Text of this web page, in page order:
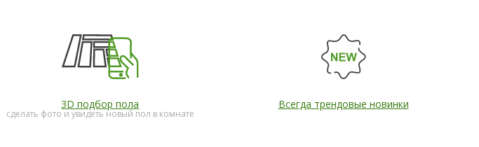
3D подбор пола
сделать фото и увидеть новый пол в комнате
Всегда трендовые новинки